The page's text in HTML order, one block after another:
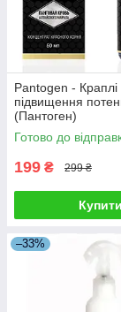
Pantogen - Краплі
підвищення
(Пантоген)
Готово до
199 ₴ 299 ₴
Купити
–33%